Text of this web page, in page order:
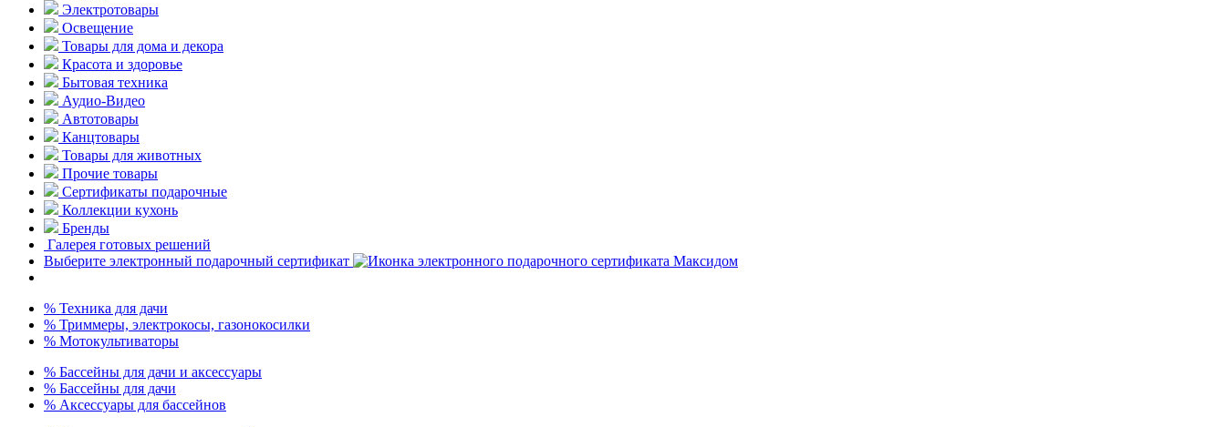
Электротовары
Освещение
Товары для дома и декора
Красота и здоровье
Бытовая техника
Аудио-Видео
Автотовары
Канцтовары
Товары для животных
Прочие товары
Сертификаты подарочные
Коллекции кухонь
Бренды
Галерея готовых решений
Выберите электронный подарочный сертификат
% Техника для дачи
% Триммеры, электрокосы, газонокосилки
% Мотокультиваторы
% Бассейны для дачи и аксессуары
% Бассейны для дачи
% Аксессуары для бассейнов